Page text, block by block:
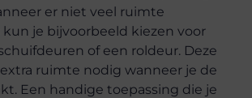
er niet veel ruimte
kun je bijvoorbeeld kiezen voor
of een roldeur. Deze
ruimte nodig wanneer je de
Een handige toepassing die je